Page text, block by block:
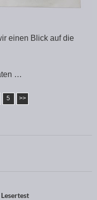
einen Blick auf die
…
5 >>